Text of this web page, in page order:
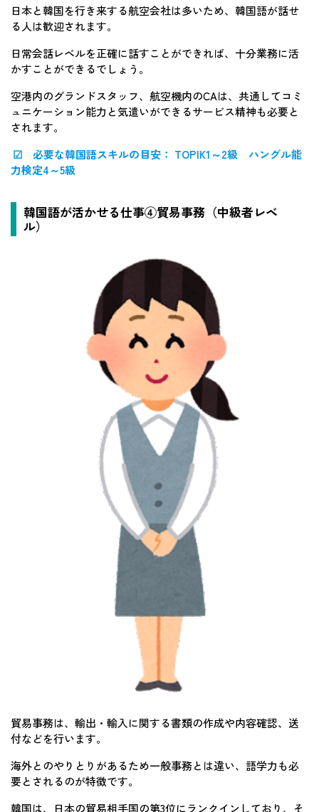
日本と韓国を行き来する航空会社は多いため、韓国語が話せ
る人は歓迎されます。
日常会話レベルを正確に話すことができれば、十分業務に活
かすことができるでしょう。
空港内のグランドスタッフ、航空機内のCAは、共通してコミ
ュニケーション能力と気遣いができるサービス精神も必要と
されます。
☑ 必要な韓国語スキルの目安： TOPIK1～2級 ハングル能
力検定4～5級
韓国語が活かせる仕事④貿易事務（中級者レベ
ル）
貿易事務は、輸出・輸入に関する書類の作成や内容確認、送
付などを行います。
海外とのやりとりがあるため一般事務とは違い、語学力も必
要とされるのが特徴です。
韓国は、日本の貿易相手国の第3位にランクインしており、そ